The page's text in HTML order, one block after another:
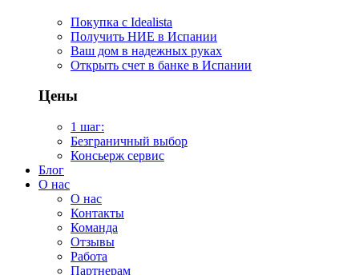
Покупка с Idealista
Получить НИЕ в Испании
Ваш дом в надежных руках
Открыть счет в банке в Испании
Цены
1 шаг:
Безграничный выбор
Консьерж сервис
Блог
О нас
О нас
Контакты
Команда
Отзывы
Работа
Партнерам